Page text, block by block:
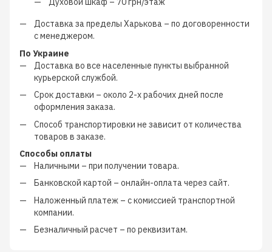
Доставка за пределы Харькова – по договоренности
с менеджером.
По Украине
Доставка во все населенные пункты выбранной
курьерской службой.
Срок доставки – около 2-х рабочих дней после
оформления заказа.
Способ транспортировки не зависит от количества
товаров в заказе.
Способы оплаты
Наличными – при получении товара.
Банковской картой – онлайн-оплата через сайт.
Наложенный платеж – скомиссией транспортной
компании.
Безналичный расчет – по реквизитам.